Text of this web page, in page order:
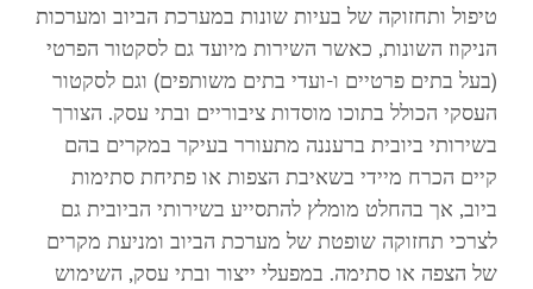
טיפול ותחזוקה של בעיות שונות במערכת הביוב ומערכות
הניקוז השונות, כאשר השירות מיועד גם לסקטור הפרטי
(בעל בתים פרטיים ו-ועדי בתים משותפים) וגם לסקטור
העסקי הכולל בתוכו מוסדות ציבוריים ובתי עסק. הצורך
בשירותי ביובית ברעננה מתעורר בעיקר במקרים בהם
קיים הכרח מיידי בשאיבת הצפות או פתיחת סתימות
ביוב, אך בהחלט מומלץ להתסייע בשירותי הביובית גם
לצרכי תחזוקה שופטת של מערכת הביוב ומניעת מקרים
של הצפה או סתימה. במפעלי ייצור ובתי עסק, השימוש